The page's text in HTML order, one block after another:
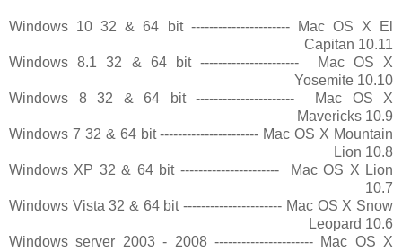
Windows 10 32 & 64 bit ---------------------- Mac OS X El
Capitan 10.11
Windows 8.1 32 & 64 bit ---------------------- Mac OS X
Yosemite 10.10
Windows 8 32 & 64 bit ---------------------- Mac OS X
Mavericks 10.9
Windows 7 32 & 64 bit ---------------------- Mac OS X Mountain
Lion 10.8
Windows XP 32 & 64 bit ---------------------- Mac OS X Lion
10.7
Windows Vista 32 & 64 bit ---------------------- Mac OS X Snow
Leopard 10.6
Windows server 2003 - 2008 ---------------------- Mac OS X